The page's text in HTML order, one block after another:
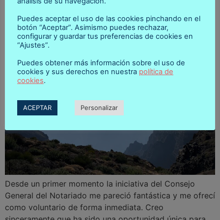
ciudadanos
Desde un primer momento la iniciativa del Consejo
General del Notariado me pareció fantástica y me ofrecí
como voluntario de forma inmediata. Creo
Puedes aceptar el uso de las cookies pinchando en el
botón “Aceptar”. Asimismo puedes rechazar,
configurar y guardar tus preferencias de cookies en
“Ajustes”.
Puedes obtener más información sobre el uso de
cookies y sus derechos en nuestra política de
cookies.
ACEPTAR Personalizar